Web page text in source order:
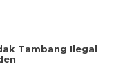
Tambang Ilegal